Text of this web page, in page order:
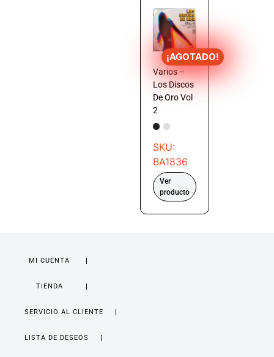
¡AGOTADO!
Varios –
Los Discos
De Oro Vol
2
SKU:
BA1836
Ver
producto
MI CUENTA
TIENDA
SERVICIO AL CLIENTE
LISTA DE DESEOS